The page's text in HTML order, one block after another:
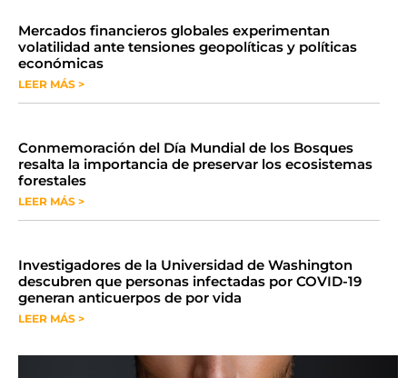
Mercados financieros globales experimentan
volatilidad ante tensiones geopolíticas y políticas
económicas
LEER MÁS >
Conmemoración del Día Mundial de los Bosques
resalta la importancia de preservar los ecosistemas
forestales
LEER MÁS >
Investigadores de la Universidad de Washington
descubren que personas infectadas por COVID-19
generan anticuerpos de por vida
LEER MÁS >